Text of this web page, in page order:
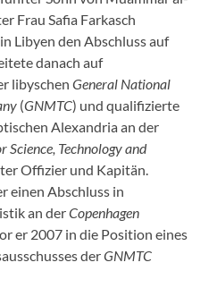
Frau Safia Farkasch
Libyen den Abschluss auf
danach auf
libyschenGeneral National
(GNMTC) und qualifizierte
Alexandria an der
Technology and
Offizier und Kapitän.
einen Abschluss in
an derCopenhagen
er 2007 in die Position eines
derGNMTC